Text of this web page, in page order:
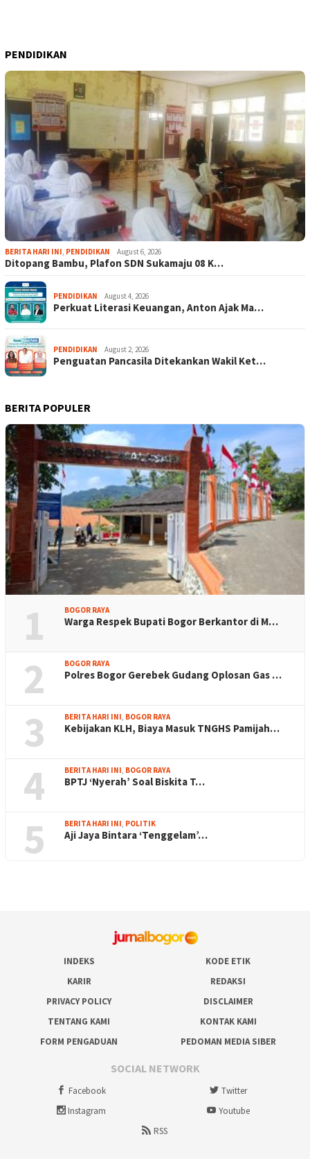
PENDIDIKAN
BERITA HARI INI, PENDIDIKAN August 6, 2026
Ditopang Bambu, Plafon SDN Sukamaju 08 K…
PENDIDIKAN August 4, 2026
Perkuat Literasi Keuangan, Anton Ajak Ma…
PENDIDIKAN August 2, 2026
Penguatan Pancasila Ditekankan Wakil Ket…
BERITA POPULER
1 BOGOR RAYA
Warga Respek Bupati Bogor Berkantor di M…
2 BOGOR RAYA
Polres Bogor Gerebek Gudang Oplosan Gas …
3 BERITA HARI INI, BOGOR RAYA
Kebijakan KLH, Biaya Masuk TNGHS Pamijah…
4 BERITA HARI INI, BOGOR RAYA
BPTJ ‘Nyerah’ Soal Biskita T…
5 BERITA HARI INI, POLITIK
Aji Jaya Bintara ‘Tenggelam’…
INDEKS
KODE ETIK
KARIR
REDAKSI
PRIVACY POLICY
DISCLAIMER
TENTANG KAMI
KONTAK KAMI
FORM PENGADUAN
PEDOMAN MEDIA SIBER
SOCIAL NETWORK
Facebook
Twitter
Instagram
Youtube
RSS